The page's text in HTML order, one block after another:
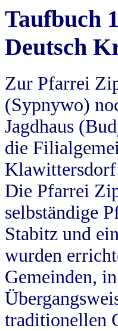
Taufbuch
Deutsch
Zur Pfarrei
(Sypnywo)
Jagdhaus
die
Die Pfarrei
selbständige
Stabitz und
wurden
Gemeinden,
traditionellen